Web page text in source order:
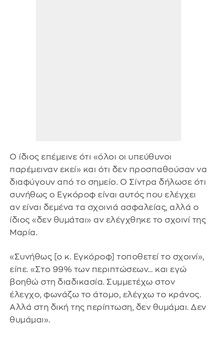
Ο ίδιος επέμεινε ότι «όλοι οι υπεύθυνοι
παρέμειναν εκεί» και ότι δεν προσπαθούσαν να
διαφύγουν από το σημείο. Ο Σίντρα δήλωσε ότι
συνήθως ο Εγκόροφ είναι αυτός που ελέγχει
αν είναι δεμένα τα σχοινιά ασφαλείας, αλλά ο
ίδιος «δεν θυμάται» αν ελέγχθηκε το σχοινί της
Μαρία.
«Συνήθως [ο κ. Εγκόροφ] τοποθετεί το σχοινί»,
είπε. «Στο 99% των περιπτώσεων… και εγώ
βοηθώ στη διαδικασία. Συμμετέχω στον
έλεγχο, φωνάζω το άτομο, ελέγχω το κράνος.
Αλλά στη δική της περίπτωση, δεν θυμάμαι. Δεν
θυμάμαι».